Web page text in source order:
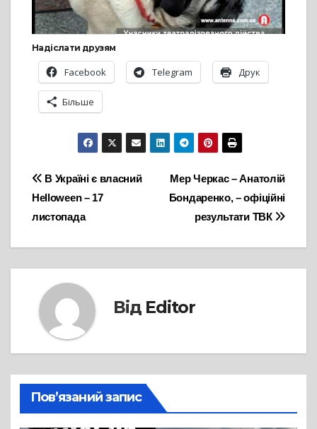
Надіслати друзям
Facebook Telegram Друк
Більше
Навігація
записів
Мер Черкас – Анатолій
Бондаренко, – офіційні
результати ТВК
В Україні є власний
Helloween – 17
листопада
Від Editor
Пов’язаний запис